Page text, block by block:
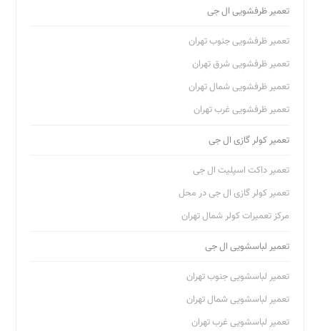
تعمیر ظرفشویی ال جی
تعمیر ظرفشویی جنوب تهران
تعمیر ظرفشویی شرق تهران
تعمیر ظرفشویی شمال تهران
تعمیر ظرفشویی غرب تهران
تعمیر کولر گازی ال جی
تعمیر داکت اسپلیت ال جی
تعمیر کولر گازی ال جی در محل
مرکز تعمیرات کولر شمال تهران
تعمیر لباسشویی ال جی
تعمیر لباسشویی جنوب تهران
تعمیر لباسشویی شمال تهران
تعمیر لباسشویی غرب تهران